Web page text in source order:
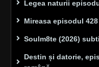
Legea naturii
Mireasa episodul
Soulm8te (2026)
Destin și datorie,